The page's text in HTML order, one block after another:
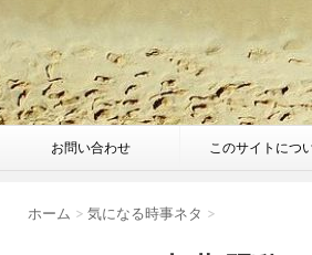
お問い合わせ このサイトにつ
ホーム > 気になる時事ネタ >